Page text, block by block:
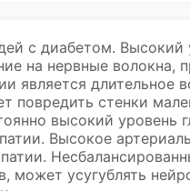
с диабетом. Высокий
на нервные волокна,
является длительное
повредить стенки
высокий уровень
Высокое
может усугублять